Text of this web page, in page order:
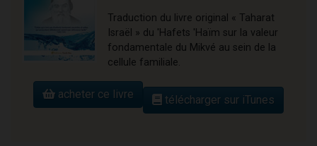
Traduction du livre original « Taharat
Israël » du 'Hafets 'Haïm sur la valeur
fondamentale du Mikvé au sein de la
cellule familiale.
acheter ce livre télécharger sur iTunes